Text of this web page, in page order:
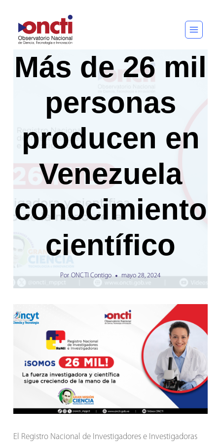
al
contenido
Más de 26 mil
personas
producen en
Venezuela
conocimiento
científico
Por ONCTI Contigo mayo 28, 2024
El Registro Nacional de Investigadores e Investigadoras